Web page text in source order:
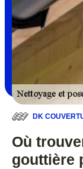
DK
Où
gouttière